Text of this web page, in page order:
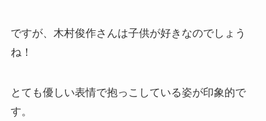
ですが、木村俊作さんは子供が好きなのでしょう
ね！
とても優しい表情で抱っこしている姿が印象的で
す。